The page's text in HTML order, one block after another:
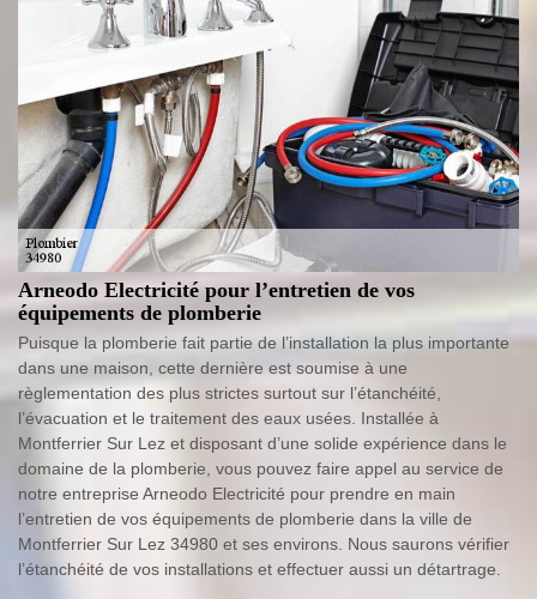
Arneodo Electricité pour l’entretien de vos
équipements de plomberie
Puisque la plomberie fait partie de l’installation la plus importante
dans une maison, cette dernière est soumise à une
règlementation des plus strictes surtout sur l’étanchéité,
l’évacuation et le traitement des eaux usées. Installée à
Montferrier Sur Lez et disposant d’une solide expérience dans le
domaine de la plomberie, vous pouvez faire appel au service de
notre entreprise Arneodo Electricité pour prendre en main
l’entretien de vos équipements de plomberie dans la ville de
Montferrier Sur Lez 34980 et ses environs. Nous saurons vérifier
l’étanchéité de vos installations et effectuer aussi un détartrage.